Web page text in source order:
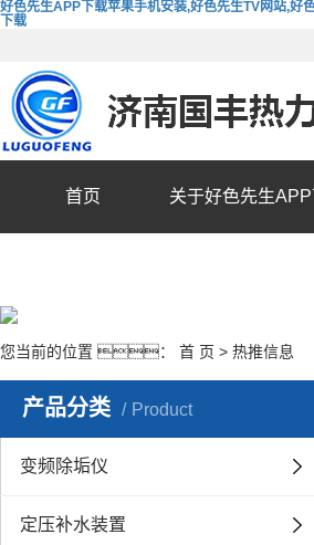
好色先生APP下载苹果手机安装,好色先生TV网站,好
下载
首页 关于好色先生
您当前的位置 ： 首 页 > 热推信息
产品分类 Product
变频除垢仪
定压补水装置